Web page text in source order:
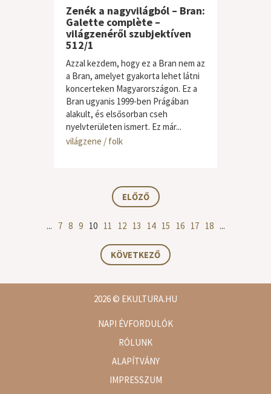
Zenék a nagyvilágból – Bran:
Galette complète –
világzenéről szubjektíven
512/1
Azzal kezdem, hogy ez a Bran nem az
a Bran, amelyet gyakorta lehet látni
koncerteken Magyarországon. Ez a
Bran ugyanis 1999-ben Prágában
alakult, és elsősorban cseh
nyelvterületen ismert. Ez már...
világzene / folk
ELŐZŐ
... 7 8 9 10 11 12 13 14 15 16 17 18 ...
KÖVETKEZŐ
2026© EKULTURA.HU
NAPI ÉVFORDULÓK
RÓLUNK
ALAPÍTVÁNY
IMPRESSZUM